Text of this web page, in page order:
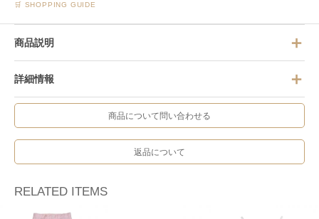
🛒 SHOPPING GUIDE
商品説明
詳細情報
商品について問い合わせる
返品について
RELATED ITEMS